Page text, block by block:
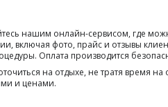
нашим онлайн-сервисом, где
включая фото, прайс и отзывы
Оплата производится
на отдыхе, не тратя
и ценами.